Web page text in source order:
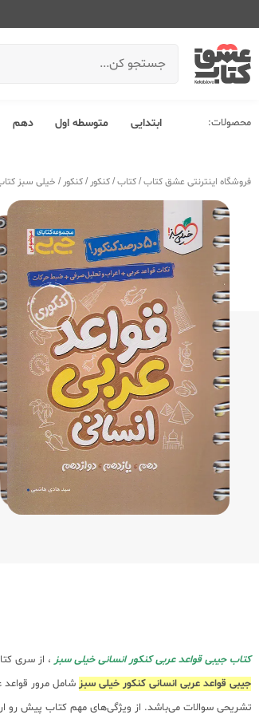
محصولات: ابتدایی متوسطه اول دهم
فروشگاه اینترنتی عشق کتاب/کتاب/کنکور /کنکور / خیلی سبز
کتاب جیبی قواعد عربی کنکور انسانی خیلی سبز، از سری
جیبی قواعد عربی انسانی کنکور خیلی سبز شامل مرور
تشریحی سوالات می‌باشد. از ویژگی‌های مهم کتاب پیش رو